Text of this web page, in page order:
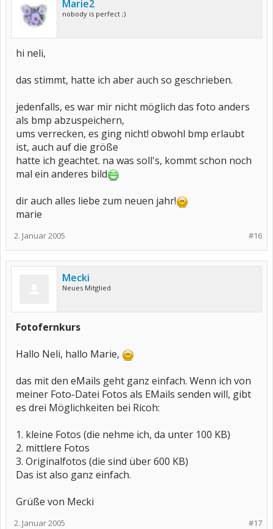
Marie2
nobody is perfect ;)
hi neli,
das stimmt, hatte ich aber auch so geschrieben.
jedenfalls, es war mir nicht möglich das foto anders
als bmp abzuspeichern,
ums verrecken, es ging nicht! obwohl bmp erlaubt
ist, auch auf die größe
hatte ich geachtet. na was soll's, kommt schon noch
mal ein anderes bild
dir auch alles liebe zum neuen jahr!
marie
#16
2. Januar 2005
Mecki
Neues Mitglied
Fotofernkurs
Hallo Neli, hallo Marie,
das mit den eMails geht ganz einfach. Wenn ich von
meiner Foto-Datei Fotos als EMails senden will, gibt
es drei Möglichkeiten bei Ricoh:
1. kleine Fotos (die nehme ich, da unter 100 KB)
2. mittlere Fotos
3. Originalfotos (die sind über 600 KB)
Das ist also ganz einfach.
Grüße von Mecki
#17
2. Januar 2005